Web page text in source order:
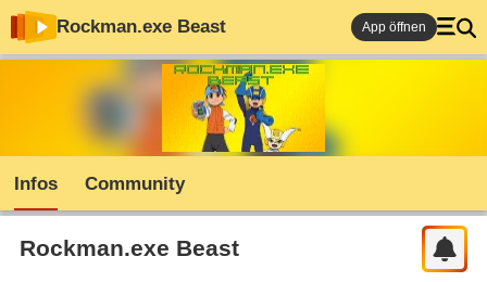
Rockman.exe Beast App öffnen
Infos Community
Rockman.exe Beast